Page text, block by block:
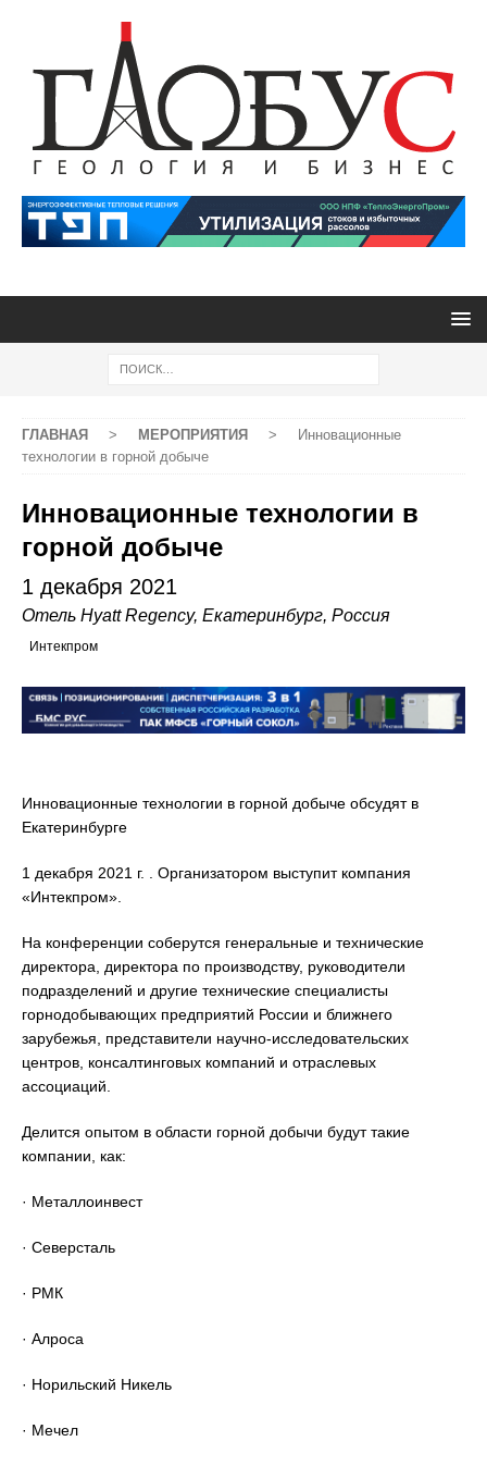
ГЛАВНАЯ > МЕРОПРИЯТИЯ >
Инновационные
технологии в горной добыче
Инновационные технологии в
горной добыче
1 декабря 2021
Отель Hyatt Regency, Екатеринбург, Россия
Интекпром
Инновационные технологии в горной добыче обсудят в
Екатеринбурге
1 декабря 2021 г. . Организатором выступит компания
«Интекпром».
На конференции соберутся генеральные и технические
директора, директора по производству, руководители
подразделений и другие технические специалисты
горнодобывающих предприятий России и ближнего
зарубежья, представители научно-исследовательских
центров, консалтинговых компаний и отраслевых
ассоциаций.
Делится опытом в области горной добычи будут такие
компании, как:
· Металлоинвест
· Северсталь
· РМК
· Алроса
· Норильский Никель
· Мечел